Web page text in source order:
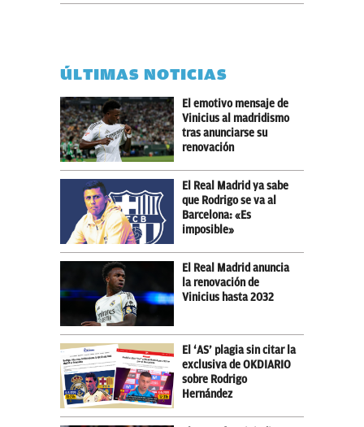
ÚLTIMAS NOTICIAS
El emotivo mensaje de
Vinicius al madridismo
tras anunciarse su
renovación
El Real Madrid ya sabe
que Rodrigo se va al
Barcelona: «Es
imposible»
El Real Madrid anuncia
la renovación de
Vinicius hasta 2032
El ‘AS’ plagia sin citar la
exclusiva de OKDIARIO
sobre Rodrigo
Hernández